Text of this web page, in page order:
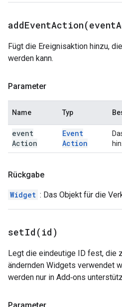
addEventAction(event
Fügt die Ereignisaktion hinzu,
werden kann.
Parameter
Name Typ
event
Action
Event
Action
Rückgabe
Widget : Das Objekt für die
setId( id)
Legt die eindeutige ID fest, die
ändernden Widgets verwendet
werden nur in Add‑ons